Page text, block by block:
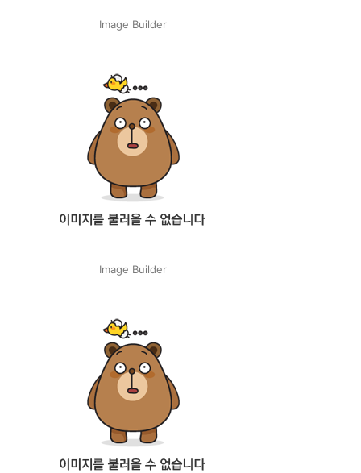
Image Builder
Image Builder